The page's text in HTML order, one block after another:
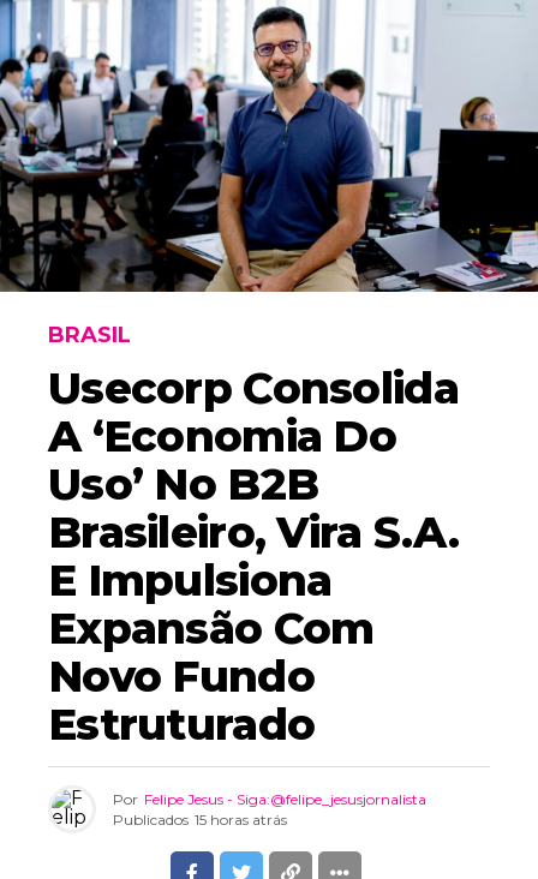
BRASIL
Usecorp Consolida
A ‘economia Do
Uso’ No B2B
Brasileiro, Vira S.A.
E Impulsiona
Expansão Com
Novo Fundo
Estruturado
Por Felipe Jesus - Siga:@felipe_jesusjornalista
Publicados 15 horas atrás